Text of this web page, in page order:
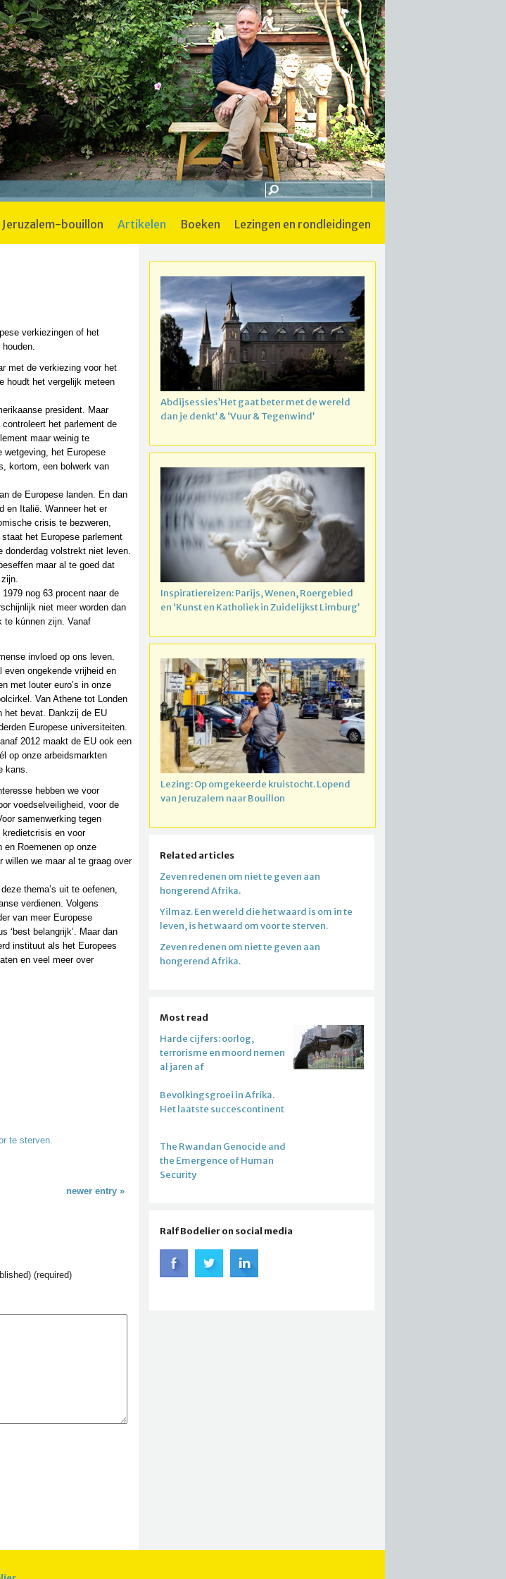
jeruzalem-bouillon artikelen boeken lezingen en rondleidingen
verkiezingen of het
met de verkiezing voor het
houdt het vergelijk meteen
president. Maar
het parlement de
maar weinig te
wetgeving, het Europese
kortom, een bolwerk van
de Europese landen. En dan
en Italië. Wanneer het er
crisis te bezweren,
het Europese parlement
donderdag volstrekt niet leven.
maar al te goed dat
nog 63 procent naar de
niet meer worden dan
te kúnnen zijn. Vanaf
invloed op ons leven.
even ongekende vrijheid en
met louter euro’s in onze
Van Athene tot Londen
het bevat. Dankzij de EU
Europese universiteiten.
2012 maakt de EU ook een
op onze arbeidsmarkten
kans.
hebben we voor
voedselveiligheid, voor de
samenwerking tegen
kredietcrisis en voor
en Roemenen op onze
willen we maar al te graag over
thema’s uit te oefenen,
verdienen. Volgens
van meer Europese
‘best belangrijk’. Maar dan
instituut als het Europees
en veel meer over
te sterven.
newer entry »
(required)
Abdijsessies’Het gaat beter met de wereld
dan je denkt’ & ‘Vuur & Tegenwind’
Inspiratiereizen: Parijs, Wenen, Roergebied
en ‘Kunst en Katholiek in Zuidelijkst Limburg’
Lezing: Op omgekeerde kruistocht. Lopend
van Jeruzalem naar Bouillon
Related articles
Zeven redenen om niet te geven aan
hongerend Afrika.
Yilmaz. Een wereld die het waard is om in te
leven, is het waard om voor te sterven.
Zeven redenen om niet te geven aan
hongerend Afrika.
Most read
Harde cijfers: oorlog,
terrorisme en moord nemen
al jaren af
Bevolkingsgroei in Afrika.
Het laatste succescontinent
The Rwandan Genocide and
the Emergence of Human
Security
Ralf Bodelier on social media